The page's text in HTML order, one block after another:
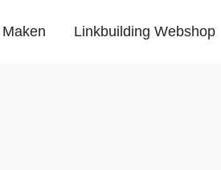
Linkbuilding Webshop